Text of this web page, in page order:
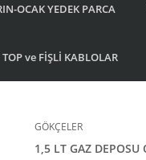
OCAK YEDEK PARCA
TOP ve FİŞLİ KABLOLAR
GÖKÇELER
1,5 LT GAZ DEPOSU